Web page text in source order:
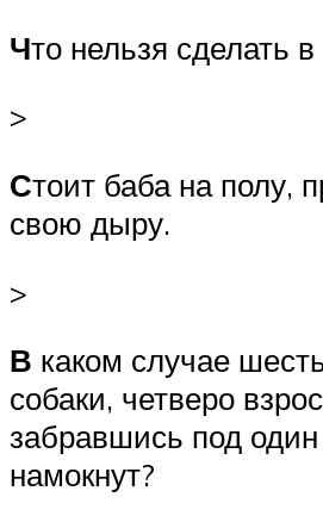
Что нельзя сделать
>
Стоит баба на полу,
свою дыру.
>
В каком случае
собаки, четверо
забравшись под один
намокнут?